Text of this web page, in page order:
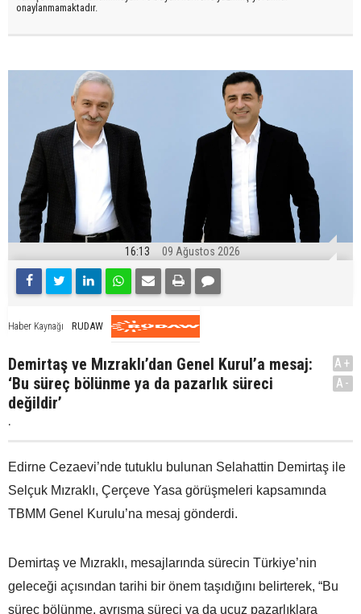
onaylanmamaktadır.
16:13 09 Ağustos 2026
Haber Kaynağı RUDAW
Demirtaş ve Mızraklı’dan Genel Kurul’a mesaj:
‘Bu süreç bölünme ya da pazarlık süreci
değildir’
.
A+
A-
Edirne Cezaevi’nde tutuklu bulunan Selahattin Demirtaş ile
Selçuk Mızraklı, Çerçeve Yasa görüşmeleri kapsamında
TBMM Genel Kurulu’na mesaj gönderdi.
Demirtaş ve Mızraklı, mesajlarında sürecin Türkiye’nin
geleceği açısından tarihi bir önem taşıdığını belirterek, “Bu
süreç bölünme, ayrışma süreci ya da ucuz pazarlıklara